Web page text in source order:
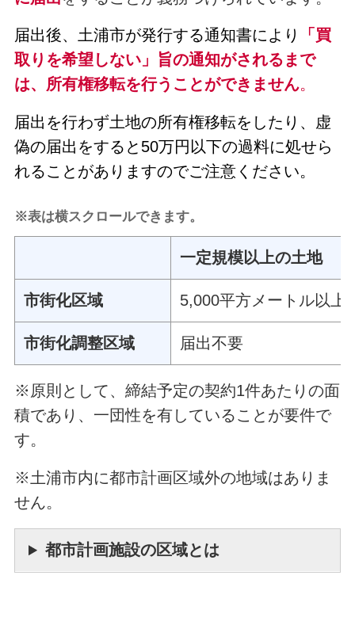
届出後、土浦市が発行する通知書により
「買
取りを希望しない」旨の通知がされるまで
は、 所有権移転を行うことができません。
届出を行わず土地の所有権移転をしたり、虚
偽の届出をすると50万円以下の過料に処せら
れることがありますのでご注意ください。
※表は横スクロールできます。
一定規模以上の土地
市街化区域 5,000平方メートル以上
市街化調整区域 届出不要
※原則として、締結予定の契約1件あたりの面
積であり、一団性を有していることが要件で
す。
※土浦市内に都市計画区域外の地域はありま
せん。
都市計画施設の区域とは